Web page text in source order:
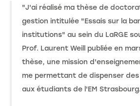
"J'ai réalisé ma thèse de
gestion intitulée "Essais sur la
institutions" au sein du LaRGE
Prof. Laurent Weill publiée en
thèse, une mission
me permettant de dispenser
aux étudiants de l'EM Strasbourg.